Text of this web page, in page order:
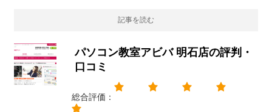
記事を読む
パソコン教室アビバ 明石店の評判・
口コミ
総合評価：